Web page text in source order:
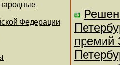
Федерации
премий